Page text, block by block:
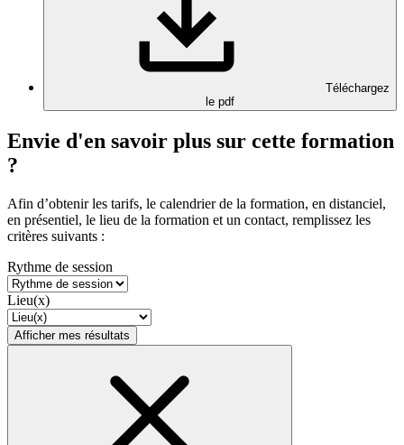
Téléchargez
le pdf
Envie d'en savoir plus sur cette formation
?
Afin d’obtenir les tarifs, le calendrier de la formation, en distanciel,
en présentiel, le lieu de la formation et un contact, remplissez les
critères suivants :
Rythme de session
Lieu(x)
Afficher mes résultats